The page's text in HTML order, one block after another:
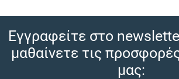
Εγγραφείτε στο
μαθαίνετε τις
μας: